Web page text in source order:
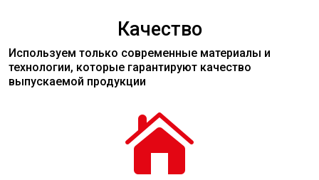
Качество
Используем только современные материалы и
технологии, которые гарантируют качество
выпускаемой продукции
